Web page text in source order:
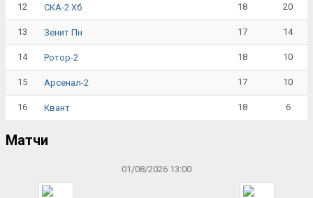
12 СКА-2 Хб 18 20
13 Зенит Пн 17 14
14 Ротор-2 18 10
15 Арсенал-2 17 10
16 Квант 18 6
Матчи
01/08/2026 13:00